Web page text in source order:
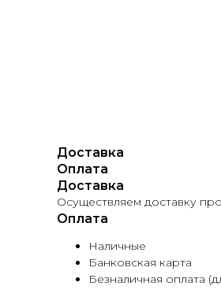
Доставка
Оплата
Доставка
Осуществляем доставку
Оплата
Наличные
Банковская карта
Безналичная оплата